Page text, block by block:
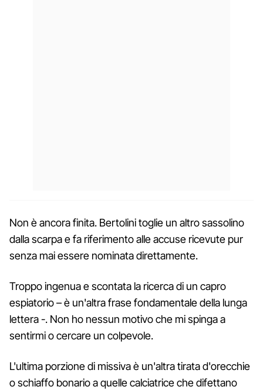
Non è ancora finita. Bertolini toglie un altro sassolino
dalla scarpa e fa riferimento alle accuse ricevute pur
senza mai essere nominata direttamente.
Troppo ingenua e scontata la ricerca di un capro
espiatorio – è un'altra frase fondamentale della lunga
lettera -. Non ho nessun motivo che mi spinga a
sentirmi o cercare un colpevole.
L'ultima porzione di missiva è un'altra tirata d'orecchie
o schiaffo bonario a quelle calciatrice che difettano